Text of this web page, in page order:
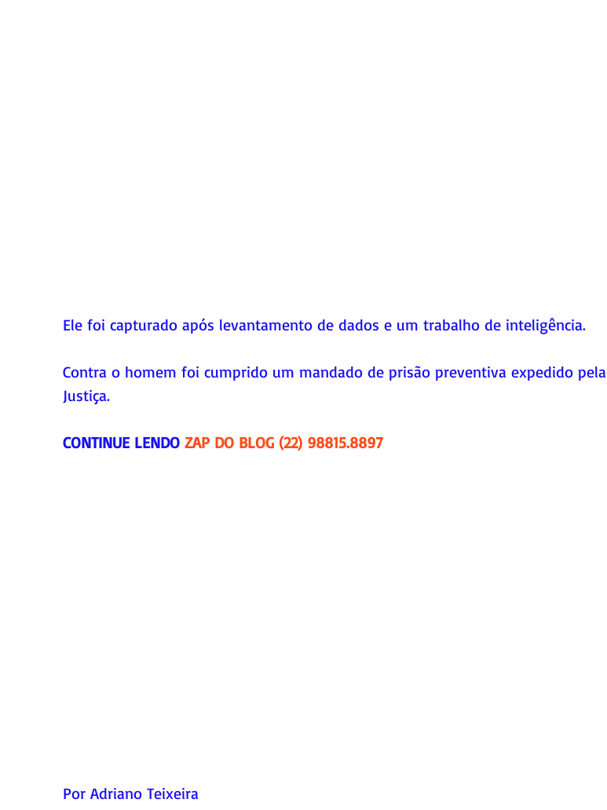
Ele foi capturado após levantamento de dados e um trabalho de inteligência.
Contra o homem foi cumprido um mandado de prisão preventiva expedido pela
Justiça.
CONTINUE LENDO ZAP DO BLOG (22) 98815.8897
Por Adriano Teixeira